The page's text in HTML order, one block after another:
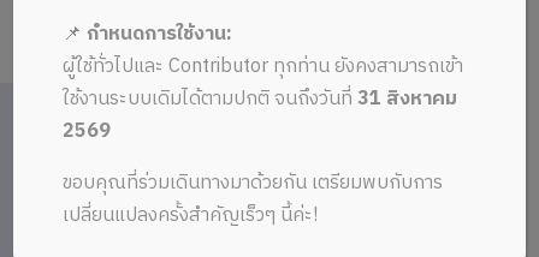
📌กำหนดการใช้งาน:
ผู้ใช้ทั่วไปและ Contributor ทุกท่าน ยังคงสามารถเข้า
ใช้งานระบบเดิมได้ตามปกติ จนถึงวันที่ 31 สิงหาคม
2569
ขอบคุณที่ร่วมเดินทางมาด้วยกัน เตรียมพบกับการ
เปลี่ยนแปลงครั้งสำคัญเร็วๆ นี้ค่ะ!